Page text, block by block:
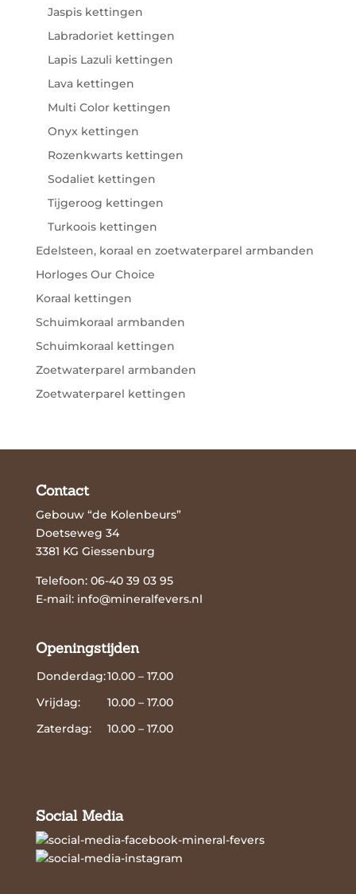
Jaspis kettingen
Labradoriet kettingen
Lapis Lazuli kettingen
Lava kettingen
Multi Color kettingen
Onyx kettingen
Rozenkwarts kettingen
Sodaliet kettingen
Tijgeroog kettingen
Turkoois kettingen
Edelsteen, koraal en zoetwaterparel armbanden
Horloges Our Choice
Koraal kettingen
Schuimkoraal armbanden
Schuimkoraal kettingen
Zoetwaterparel armbanden
Zoetwaterparel kettingen
Contact
Gebouw “de Kolenbeurs”
Doetseweg 34
3381 KG Giessenburg
Telefoon: 06-40 39 03 95
E-mail: info@mineralfevers.nl
Openingstijden
Donderdag:10.00 – 17.00
Vrijdag:
10.00 – 17.00
Zaterdag:
10.00 – 17.00
Social Media